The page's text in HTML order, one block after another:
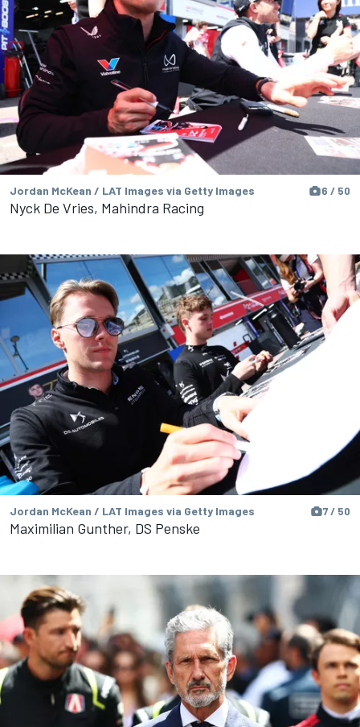
Jordan McKean / LAT Images via Getty Images 6 / 50
Nyck De Vries, Mahindra Racing
Jordan McKean / LAT Images via Getty Images 7 / 50
Maximilian Gunther, DS Penske